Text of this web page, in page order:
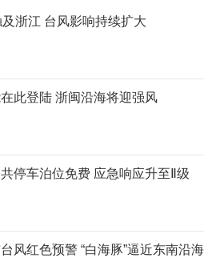
浙江 台风影响持续扩大
此登陆 浙闽沿海将迎强风
停车泊位免费 应急响应升至Ⅱ级
风红色预警 “白海豚”逼近东南沿海